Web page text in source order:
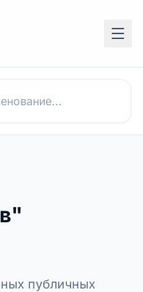
публичных